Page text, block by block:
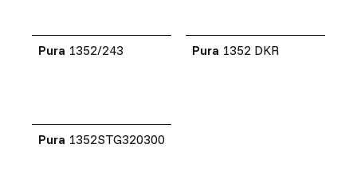
Pura 1352/243 Pura 1352 DKR
Pura 1352STG320300